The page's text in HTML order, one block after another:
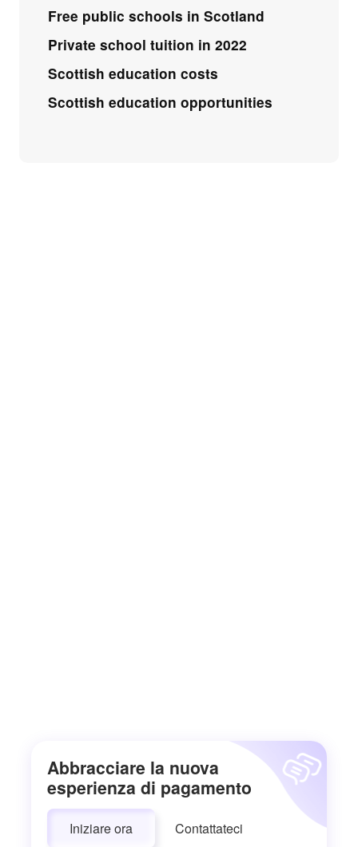
Free public schools in Scotland
Private school tuition in 2022
Scottish education costs
Scottish education opportunities
Abbracciare la nuova
esperienza di pagamento
Iniziare ora Contattateci